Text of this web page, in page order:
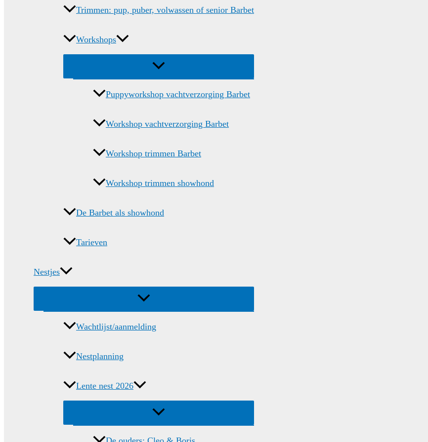
Trimmen: pup, puber, volwassen of senior Barbet
Workshops
Menu
Puppyworkshop vachtverzorging Barbet
Workshop vachtverzorging Barbet
Workshop trimmen Barbet
Workshop trimmen showhond
De Barbet als showhond
Tarieven
Nestjes
Menu
Wachtlijst/aanmelding
Nestplanning
Lente nest 2026
Menu